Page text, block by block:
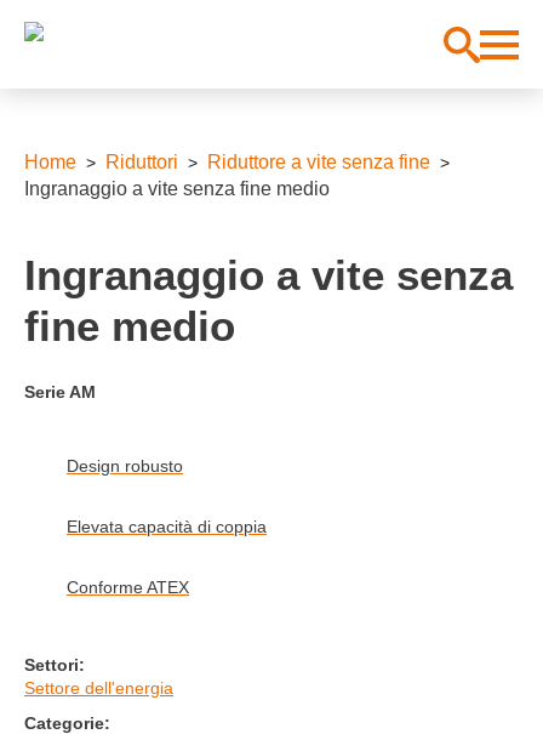
Home Riduttori
Riduttore a vite senza fine
Ingranaggio a vite senza fine medio
Ingranaggio a vite senza
fine medio
Serie AM
Design robusto
Elevata capacità di coppia
Conforme ATEX
Settori:
Settore dell'energia
Categorie: